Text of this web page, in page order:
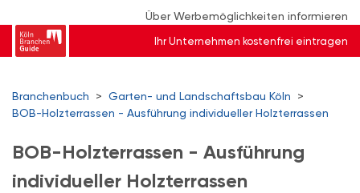
Über Werbemöglichkeiten informieren
Ihr Unternehmen kostenfrei eintragen
Branchenbuch > Garten- und Landschaftsbau Köln
>
BOB-Holzterrassen - Ausführung individueller Holzterrassen
BOB-Holzterrassen - Ausführung
individueller Holzterrassen